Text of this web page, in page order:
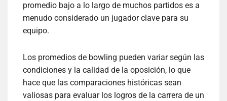
promedio bajo a lo largo de muchos partidos es a
menudo considerado un jugador clave para su
equipo.
Los promedios de bowling pueden variar según las
condiciones y la calidad de la oposición, lo que
hace que las comparaciones históricas sean
valiosas para evaluar los logros de la carrera de un